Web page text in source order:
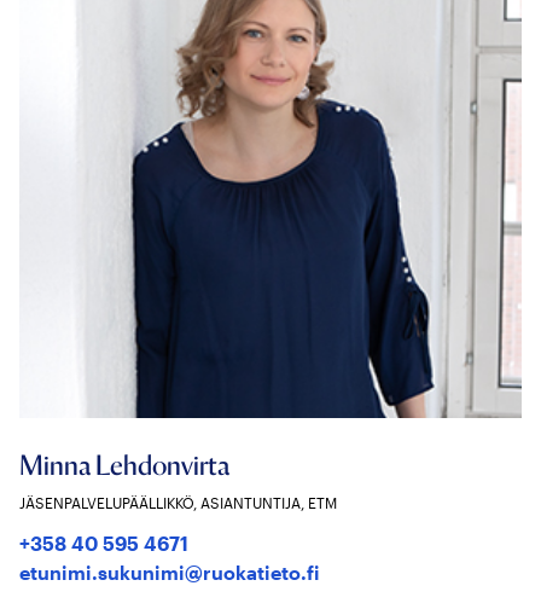
Minna Lehdonvirta
JÄSENPALVELUPÄÄLLIKKÖ, ASIANTUNTIJA, ETM
+358 40 595 4671
etunimi.sukunimi@ruokatieto.fi